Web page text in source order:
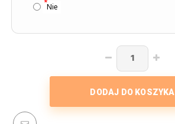
Nie
DODAJ DO KOSZYKA